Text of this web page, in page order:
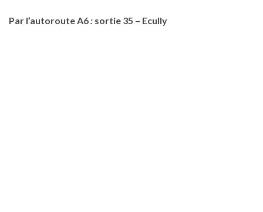
Par l’autoroute A6: sortie 35 – Ecully